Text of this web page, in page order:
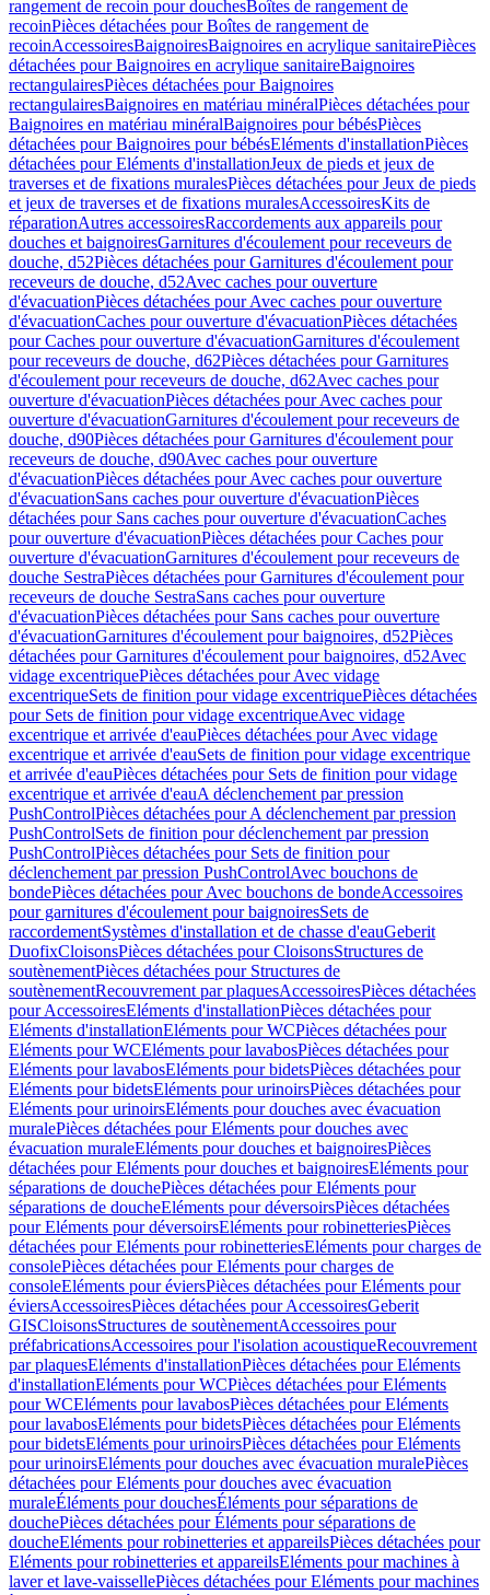
rangement de recoin pour douchesBoîtes de rangement de
recoinPièces détachées pour Boîtes de rangement de
recoinAccessoiresBaignoiresBaignoires en acrylique sanitairePièces
détachées pour Baignoires en acrylique sanitaireBaignoires
rectangulairesPièces détachées pour Baignoires
rectangulairesBaignoires en matériau minéralPièces détachées pour
Baignoires en matériau minéralBaignoires pour bébésPièces
détachées pour Baignoires pour bébésEléments d'installationPièces
détachées pour Eléments d'installationJeux de pieds et jeux de
traverses et de fixations muralesPièces détachées pour Jeux de pieds
et jeux de traverses et de fixations muralesAccessoiresKits de
réparationAutres accessoiresRaccordements aux appareils pour
douches et baignoiresGarnitures d'écoulement pour receveurs de
douche, d52Pièces détachées pour Garnitures d'écoulement pour
receveurs de douche, d52Avec caches pour ouverture
d'évacuationPièces détachées pour Avec caches pour ouverture
d'évacuationCaches pour ouverture d'évacuationPièces détachées
pour Caches pour ouverture d'évacuationGarnitures d'écoulement
pour receveurs de douche, d62Pièces détachées pour Garnitures
d'écoulement pour receveurs de douche, d62Avec caches pour
ouverture d'évacuationPièces détachées pour Avec caches pour
ouverture d'évacuationGarnitures d'écoulement pour receveurs de
douche, d90Pièces détachées pour Garnitures d'écoulement pour
receveurs de douche, d90Avec caches pour ouverture
d'évacuationPièces détachées pour Avec caches pour ouverture
d'évacuationSans caches pour ouverture d'évacuationPièces
détachées pour Sans caches pour ouverture d'évacuationCaches
pour ouverture d'évacuationPièces détachées pour Caches pour
ouverture d'évacuationGarnitures d'écoulement pour receveurs de
douche SestraPièces détachées pour Garnitures d'écoulement pour
receveurs de douche SestraSans caches pour ouverture
d'évacuationPièces détachées pour Sans caches pour ouverture
d'évacuationGarnitures d'écoulement pour baignoires, d52Pièces
détachées pour Garnitures d'écoulement pour baignoires, d52Avec
vidage excentriquePièces détachées pour Avec vidage
excentriqueSets de finition pour vidage excentriquePièces détachées
pour Sets de finition pour vidage excentriqueAvec vidage
excentrique et arrivée d'eauPièces détachées pour Avec vidage
excentrique et arrivée d'eauSets de finition pour vidage excentrique
et arrivée d'eauPièces détachées pour Sets de finition pour vidage
excentrique et arrivée d'eauA déclenchement par pression
PushControlPièces détachées pour A déclenchement par pression
PushControlSets de finition pour déclenchement par pression
PushControlPièces détachées pour Sets de finition pour
déclenchement par pression PushControlAvec bouchons de
bondePièces détachées pour Avec bouchons de bondeAccessoires
pour garnitures d'écoulement pour baignoiresSets de
raccordementSystèmes d'installation et de chasse d'eauGeberit
DuofixCloisonsPièces détachées pour CloisonsStructures de
soutènementPièces détachées pour Structures de
soutènementRecouvrement par plaquesAccessoiresPièces détachées
pour AccessoiresEléments d'installationPièces détachées pour
Eléments d'installationEléments pour WCPièces détachées pour
Eléments pour WCEléments pour lavabosPièces détachées pour
Eléments pour lavabosEléments pour bidetsPièces détachées pour
Eléments pour bidetsEléments pour urinoirsPièces détachées pour
Eléments pour urinoirsEléments pour douches avec évacuation
muralePièces détachées pour Eléments pour douches avec
évacuation muraleEléments pour douches et baignoiresPièces
détachées pour Eléments pour douches et baignoiresEléments pour
séparations de douchePièces détachées pour Eléments pour
séparations de doucheEléments pour déversoirsPièces détachées
pour Eléments pour déversoirsEléments pour robinetteriesPièces
détachées pour Eléments pour robinetteriesEléments pour charges de
consolePièces détachées pour Eléments pour charges de
consoleEléments pour éviersPièces détachées pour Eléments pour
éviersAccessoiresPièces détachées pour AccessoiresGeberit
GISCloisonsStructures de soutènementAccessoires pour
préfabricationsAccessoires pour l'isolation acoustiqueRecouvrement
par plaquesEléments d'installationPièces détachées pour Eléments
d'installationEléments pour WCPièces détachées pour Eléments
pour WCEléments pour lavabosPièces détachées pour Eléments
pour lavabosEléments pour bidetsPièces détachées pour Eléments
pour bidetsEléments pour urinoirsPièces détachées pour Eléments
pour urinoirsEléments pour douches avec évacuation muralePièces
détachées pour Eléments pour douches avec évacuation
muraleÉléments pour douchesÉléments pour séparations de
douchePièces détachées pour Éléments pour séparations de
doucheEléments pour robinetteries et appareilsPièces détachées pour
Eléments pour robinetteries et appareilsEléments pour machines à
laver et lave-vaissellePièces détachées pour Eléments pour machines